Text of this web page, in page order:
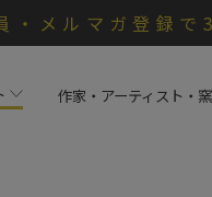
・メルマガ登録で
作家・アーティスト・